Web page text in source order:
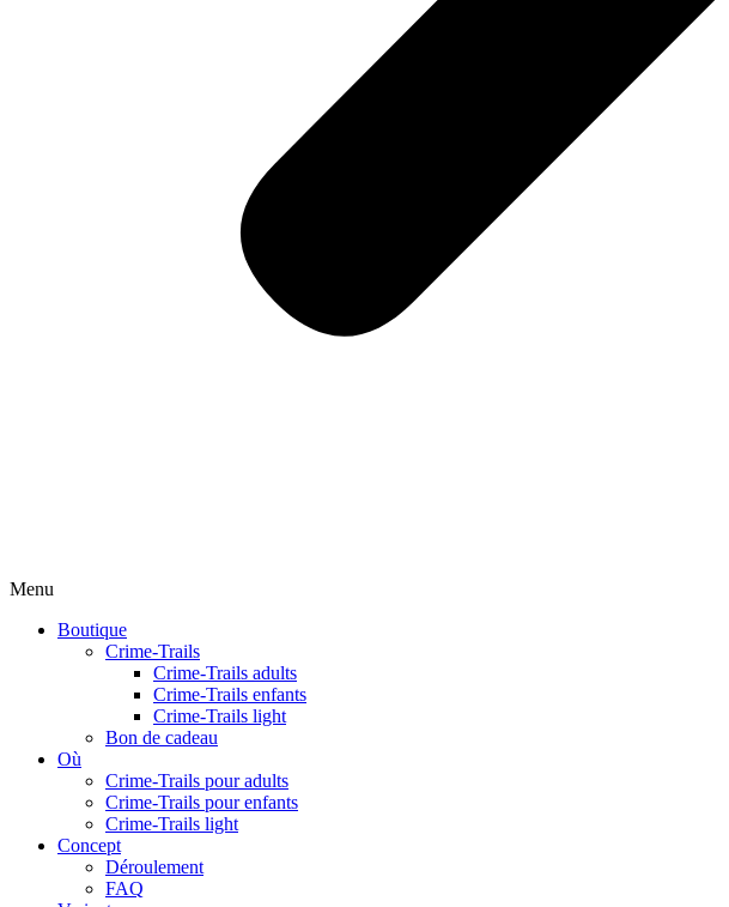
Menu
Boutique
Crime-Trails
Crime-Trails adults
Crime-Trails enfants
Crime-Trails light
Bon de cadeau
Où
Crime-Trails pour adults
Crime-Trails pour enfants
Crime-Trails light
Concept
Déroulement
FAQ